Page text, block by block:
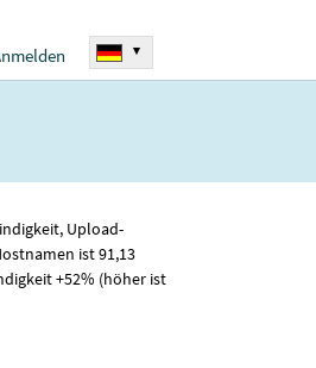
▾
Upload-
ist 91,13
+52% (höher ist